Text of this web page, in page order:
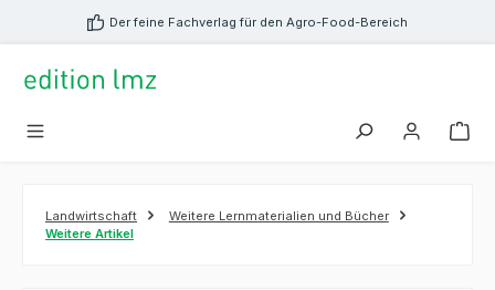
springen Der feine Fachverlag für den Agro-Food-Bereich
Landwirtschaft
Weitere Lernmaterialien und Bücher
Weitere Artikel